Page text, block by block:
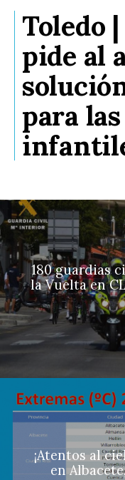
Toledo
pide al
para
180 guardias
la Vuelta en
¡Atentos al
en